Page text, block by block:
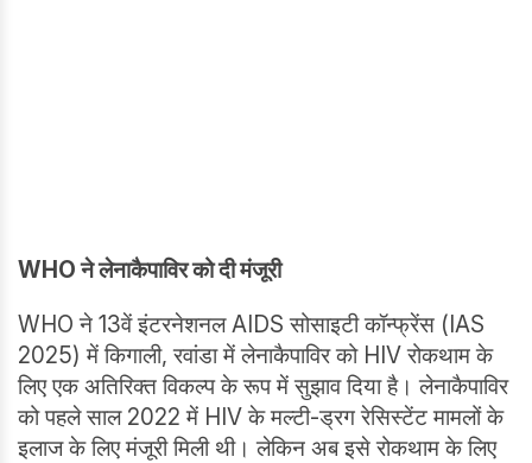
WHO ने लेनाकैपाविर को दी मंजूरी
WHO ने 13वें इंटरनेशनल AIDS सोसाइटी कॉन्फ्रेंस (IAS
2025) में किगाली, रवांडा में लेनाकैपाविर को HIV रोकथाम के
लिए एक अतिरिक्त विकल्प के रूप में सुझाव दिया है। लेनाकैपाविर
को पहले साल 2022 में HIV के मल्टी-ड्रग रेसिस्टेंट मामलों के
इलाज के लिए मंजूरी मिली थी। लेकिन अब इसे रोकथाम के लिए